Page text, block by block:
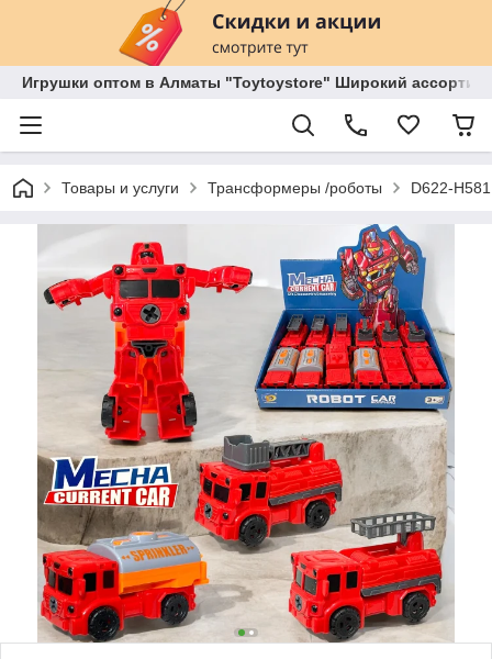
Игрушки оптом в Алматы "Toytoystore" Широкий
Товары и услуги Трансформеры /роботы D622-